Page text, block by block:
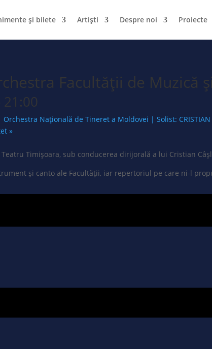
și bilete Artiști Despre noi Proiecte
Facultății de
21:00
Națională de Tineret a Moldovei | Solist: CRISTIAN
»
Timișoara, sub conducerea dirijorală a lui Cristian
și canto ale Facultății, iar repertoriul pe care ni-l